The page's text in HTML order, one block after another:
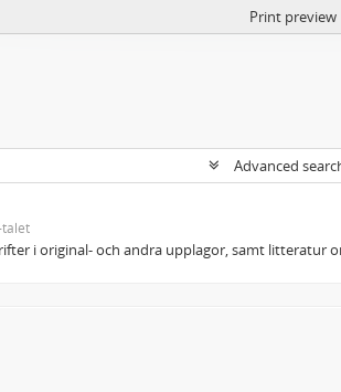
Print preview
Advanced
talet
i original- och andra upplagor, samt